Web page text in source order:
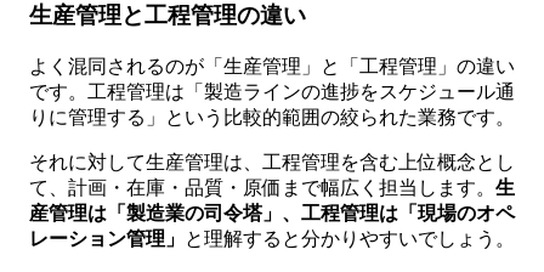
生産管理と工程管理の違い
よく混同されるのが「生産管理」と「工程管理」の違い
です。工程管理は「製造ラインの進捗をスケジュール通
りに管理する」という比較的範囲の絞られた業務です。
それに対して生産管理は、工程管理を含む上位概念とし
て、計画・在庫・品質・原価まで幅広く担当します。 生
産管理は「製造業の司令塔」、工程管理は「現場のオペ
レーション管理」 と理解すると分かりやすいでしょう。